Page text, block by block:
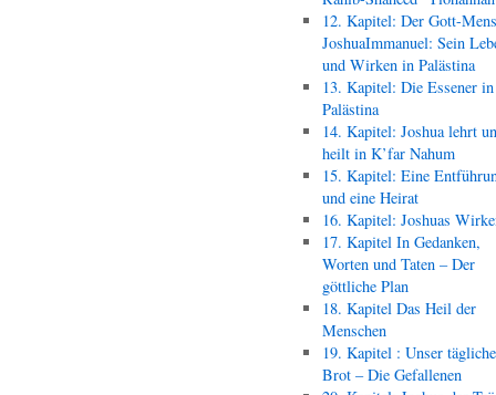
12. Kapitel: Der Gott-
JoshuaImmanuel: Sein
und Wirken in Palästina
13. Kapitel: Die Essener in
Palästina
14. Kapitel: Joshua lehrt
heilt in K’far Nahum
15. Kapitel: Eine
und eine Heirat
16. Kapitel: Joshuas
17. Kapitel In Gedanken,
Worten und Taten – Der
göttliche Plan
18. Kapitel Das Heil der
Menschen
19. Kapitel : Unser
Brot – Die Gefallenen